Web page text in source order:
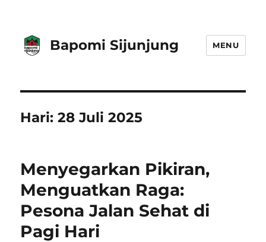
Bapomi Sijunjung MENU
Hari:28 Juli 2025
Menyegarkan Pikiran,
Menguatkan Raga:
Pesona Jalan Sehat di
Pagi Hari